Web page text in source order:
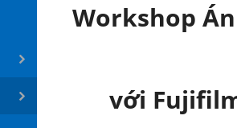
Workshop
với